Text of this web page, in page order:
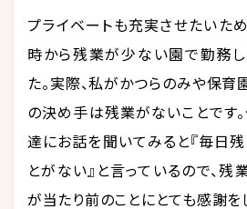
プライベートも充実させたいた
時から残業が少ない園で勤務
た。実際、私がかつらのみや保
の決め手は残業がないことです
達にお話を聞いてみると『毎日
とがない』と言っているので、残
が当たり前のことにとても感謝を